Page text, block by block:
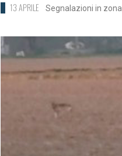
13 APRILE Segnalazioni in zona